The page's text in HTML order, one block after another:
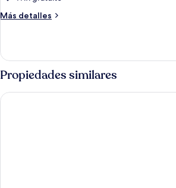
Más detalles
Más
Propiedades similares
Bungalows Cordial Biarritz